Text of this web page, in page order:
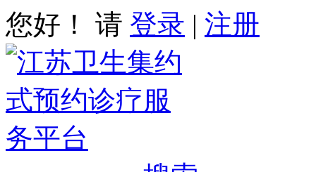
您好！ 请 登录 | 注册